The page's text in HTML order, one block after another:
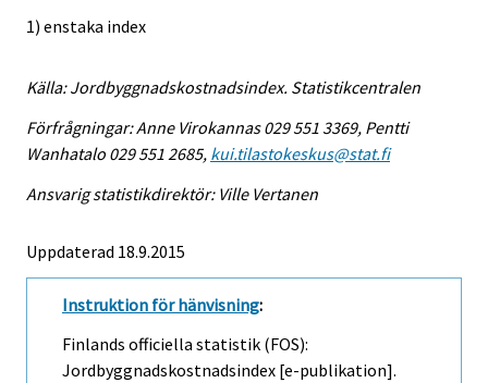
1) enstaka index
Källa: Jordbyggnadskostnadsindex. Statistikcentralen
Förfrågningar: Anne Virokannas 029 551 3369, Pentti
Wanhatalo 029 551 2685, kui.tilastokeskus@stat.fi
Ansvarig statistikdirektör: Ville Vertanen
Uppdaterad 18.9.2015
Instruktion för hänvisning:
Finlands officiella statistik (FOS):
Jordbyggnadskostnadsindex [e-publikation].